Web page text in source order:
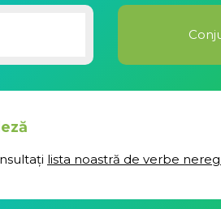
lista noastră de verbe